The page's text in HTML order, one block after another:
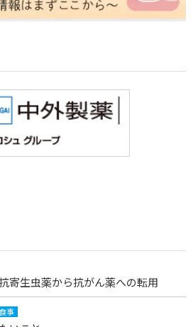
寄生虫薬から抗がん薬への転用
事